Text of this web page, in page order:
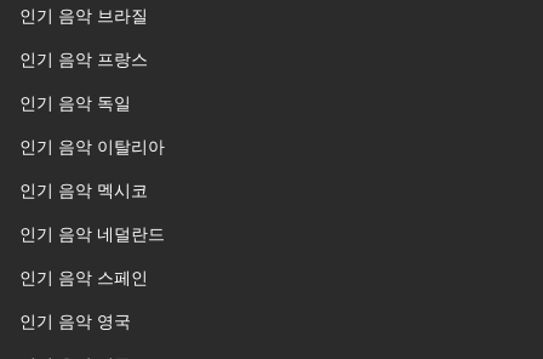
인기 음악 브라질
인기 음악 프랑스
인기 음악 독일
인기 음악 이탈리아
인기 음악 멕시코
인기 음악 네덜란드
인기 음악 스페인
인기 음악 영국